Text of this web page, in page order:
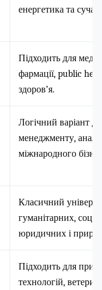
енергетика та
Підходить для
фармації, public
здоров’я.
Логічний варіант
менеджменту,
міжнародного
Класичний
гуманітарних,
юридичних і
Підходить для
технологій,